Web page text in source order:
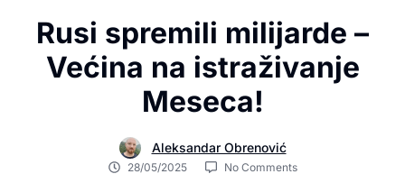
Rusi spremili milijarde –
Većina na istraživanje
Meseca!
Aleksandar Obrenović
28/05/2025 No Comments